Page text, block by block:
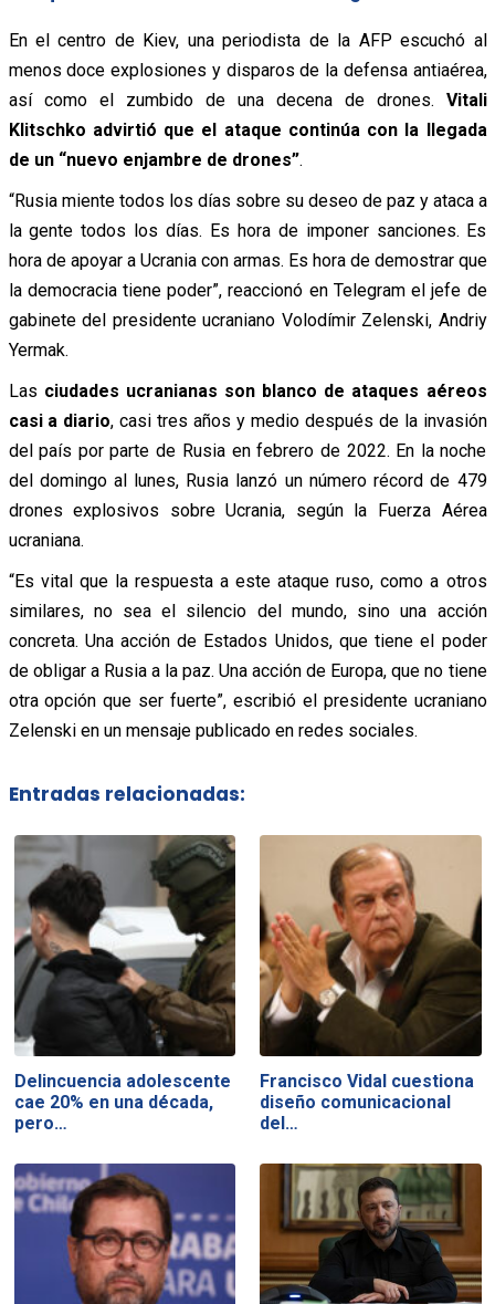
En el centro de Kiev, una periodista de la AFP escuchó al
menos doce explosiones y disparos de la defensa antiaérea,
así como el zumbido de una decena de drones. Vitali
Klitschko advirtió que el ataque continúa con la llegada
de un “nuevo enjambre de drones”.
“Rusia miente todos los días sobre su deseo de paz y ataca a
la gente todos los días. Es hora de imponer sanciones. Es
hora de apoyar a Ucrania con armas. Es hora de demostrar que
la democracia tiene poder”, reaccionó en Telegram el jefe de
gabinete del presidente ucraniano Volodímir Zelenski, Andriy
Yermak.
Las ciudades ucranianas son blanco de ataques aéreos
casi a diario, casi tres años y medio después de la invasión
del país por parte de Rusia en febrero de 2022. En la noche
del domingo al lunes, Rusia lanzó un número récord de 479
drones explosivos sobre Ucrania, según la Fuerza Aérea
ucraniana.
“Es vital que la respuesta a este ataque ruso, como a otros
similares, no sea el silencio del mundo, sino una acción
concreta. Una acción de Estados Unidos, que tiene el poder
de obligar a Rusia a la paz. Una acción de Europa, que no tiene
otra opción que ser fuerte”, escribió el presidente ucraniano
Zelenski en un mensaje publicado en redes sociales.
Entradas relacionadas:
Delincuencia adolescente
cae 20% en una década,
pero…
Francisco Vidal cuestiona
diseño comunicacional
del…